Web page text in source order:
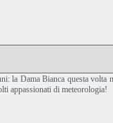
la Dama Bianca questa
appassionati di meteorologia!